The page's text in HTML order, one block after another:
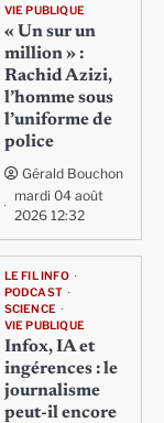
VIE PUBLIQUE
« Un sur un
million » :
Rachid Azizi,
l’homme sous
l’uniforme de
police
Gérald Bouchon
mardi 04 août
2026 12:32
LE FIL INFO
PODCAST
SCIENCE
VIE PUBLIQUE
Infox, IA et
ingérences : le
journalisme
peut-il encore